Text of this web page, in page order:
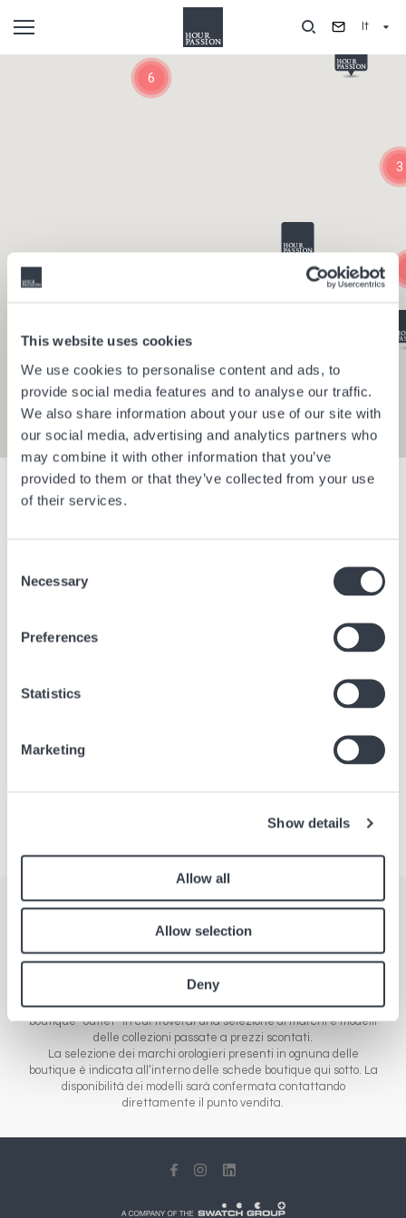
This website uses cookies
We use cookies to personalise content and ads, to
provide social media features and to analyse our traffic.
We also share information about your use of our site with
our social media, advertising and analytics partners who
may combine it with other information that you’ve
provided to them or that they’ve collected from your use
of their services.
Selection
Necessary
Preferences
Statistics
Marketing
Show details
Allow all
Allow selection
Deny
It
Trova i nostri punti vendita in Europa, Asia e America. La nostra
aeroportuali che distribuiscono le novità dei marchi di orologeria e
gioielleria, dalla fascia economica alla gamma di lusso, e le
boutique “outlet” in cui troverai una selezione di marchi e modelli
delle collezioni passate a prezzi scontati.
La selezione dei marchi orologieri presenti in ognuna delle
boutique è indicata all’interno delle schede boutique qui sotto. La
disponibilità dei modelli sarà confermata contattando
direttamente il punto vendita.
Mostra i filtri
Berlino Germania Berlino
6
3